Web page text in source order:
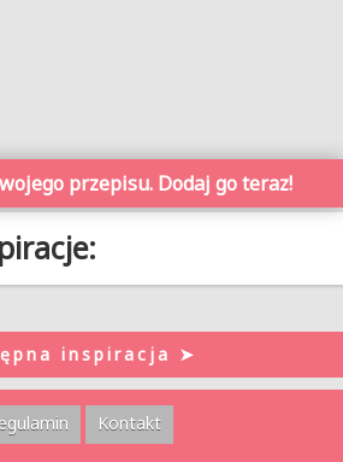
przepisu. Dodaj go teraz!
inspiracja ➤
Kontakt